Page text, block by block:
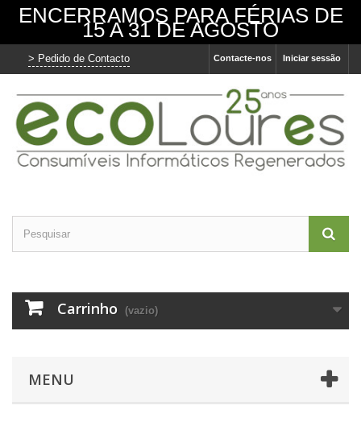
ENCERRAMOS PARA FÉRIAS DE
15 A 31 DE AGOSTO
Iniciar sessão
Contacte-nos
> Pedido de Contacto
Carrinho (vazio)
MENU